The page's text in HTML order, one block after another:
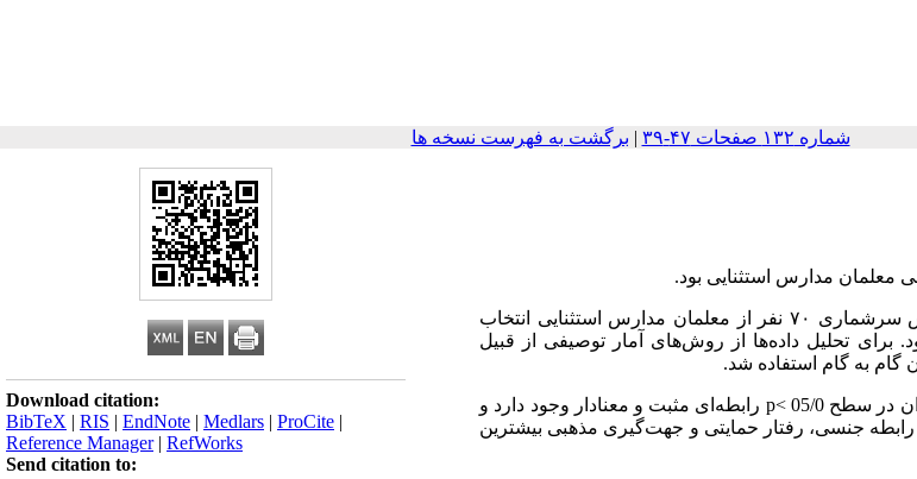
شماره ۱۳۲ صفحات ۴۷-۳۹ | برگشت به فهرست نسخه ها
Download citation:
BibTeX | RIS | EndNote | Medlars | ProCite |
Reference Manager| RefWorks
Send citation to:
مدارس استثنایی بود.
جامعه‌ آماری 84 نفر از معلمان مدارس استثنایی شهرستان یزد بودند که به روش سرشماری ۷۰ نفر از معلمان مدارس استثنایی انتخاب
تحلیل داده‌ها از روش‌های آمار توصیفی از قبیل
گام ­به ­گام استفاده شد.
در سطح 05/0 p< رابطه‌ای مثبت و معنادار وجود دارد و
رابطه‌ جنسی، رفتار حمایتی و جهت‌گیری مذهبی بیشترین